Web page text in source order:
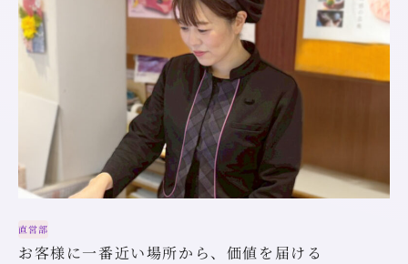
直営部
お客様に一番近い場所から、価値を届ける